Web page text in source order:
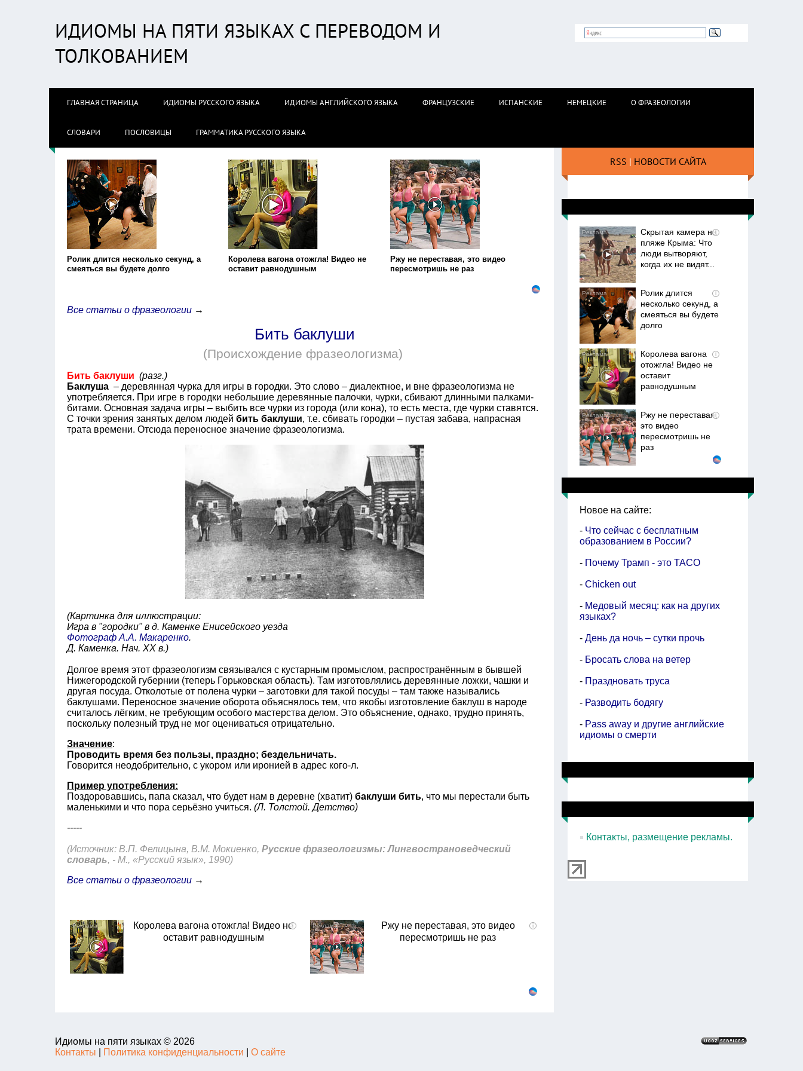
ИДИОМЫ НА ПЯТИ ЯЗЫКАХ С ПЕРЕВОДОМ И
ТОЛКОВАНИЕМ
ГЛАВНАЯ СТРАНИЦА ИДИОМЫ РУССКОГО ЯЗЫКА ИДИОМЫ АНГЛИЙСКОГО ЯЗЫКА ФРАНЦУЗСКИЕ ИСПАНСКИЕ НЕМЕЦКИЕ О ФРАЗЕОЛОГИИ
СЛОВАРИ ПОСЛОВИЦЫ ГРАММАТИКА РУССКОГО ЯЗЫКА
Ролик длится несколько секунд, а
смеяться вы будете долго
Королева вагона отожгла! Видео не
оставит равнодушным
Ржу не переставая, это видео
пересмотришь не раз
Все статьи о фразеологии →
Бить баклуши
(Происхождение фразеологизма)
Бить баклуши (разг.)
Баклуша – деревянная чурка для игры в городки. Это слово – диалектное, и вне фразеологизма не
употребляется. При игре в городки небольшие деревянные палочки, чурки, сбивают длинными палками-
битами. Основная задача игры – выбить все чурки из города (или кона), то есть места, где чурки ставятся.
С точки зрения занятых делом людей бить баклуши, т.е. сбивать городки – пустая забава, напрасная
трата времени. Отсюда переносное значение фразеологизма.
(Картинка для иллюстрации:
Игра в "городки" в д. Каменке Енисейского уезда
Фотограф А.А. Макаренко.
Д. Каменка. Нач. ХХ в.)
Долгое время этот фразеологизм связывался с кустарным промыслом, распространённым в бывшей
Нижегородской губернии (теперь Горьковская область). Там изготовлялись деревянные ложки, чашки и
другая посуда. Отколотые от полена чурки – заготовки для такой посуды – там также назывались
баклушами. Переносное значение оборота объяснялось тем, что якобы изготовление баклуш в народе
считалось лёгким, не требующим особого мастерства делом. Это объяснение, однако, трудно принять,
поскольку полезный труд не мог оцениваться отрицательно.
Значение:
Проводить время без пользы, праздно; бездельничать.
Говорится неодобрительно, с укором или иронией в адрес кого-л.
Пример употребления:
Поздоровавшись, папа сказал, что будет нам в деревне (хватит) баклуши бить, что мы перестали быть
маленькими и что пора серьёзно учиться. (Л. Толстой. Детство)
-----
(Источник: В.П. Фелицына, В.М. Мокиенко, Русские фразеологизмы: Лингвострановедческий
словарь, - М., «Русский язык», 1990)
Все статьи о фразеологии →
i
Королева вагона отожгла! Видео не
оставит равнодушным
i
Ржу не переставая, это видео
пересмотришь не раз
RSS | НОВОСТИ САЙТА
i
Скрытая камера на
пляже Крыма: Что
люди вытворяют,
когда их не видят...
i
Ролик длится
несколько секунд, а
смеяться вы будете
долго
i
Королева вагона
отожгла! Видео не
оставит
равнодушным
i
Ржу не переставая,
это видео
пересмотришь не
раз
Ролик из Омска: вы
Новое на сайте:
- Что сейчас с бесплатным
образованием в России?
- Почему Трамп - это TACO
- Chicken out
- Медовый месяц: как на других
языках?
- День да ночь – сутки прочь
- Бросать слова на ветер
- Праздновать труса
- Разводить бодягу
- Pass away и другие английские
идиомы о смерти
Контакты, размещение рекламы.
Идиомы на пяти языках © 2026
Контакты
Политика конфиденциальности О сайте